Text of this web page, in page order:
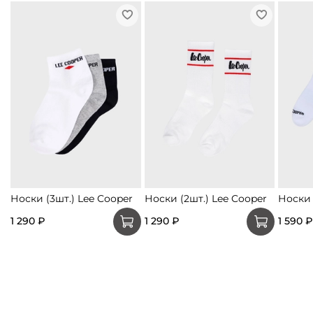
Носки (3шт.) Lee Cooper
1 290 ₽
Носки (2шт.) Lee Cooper
1 290 ₽
Носки
1 590 ₽